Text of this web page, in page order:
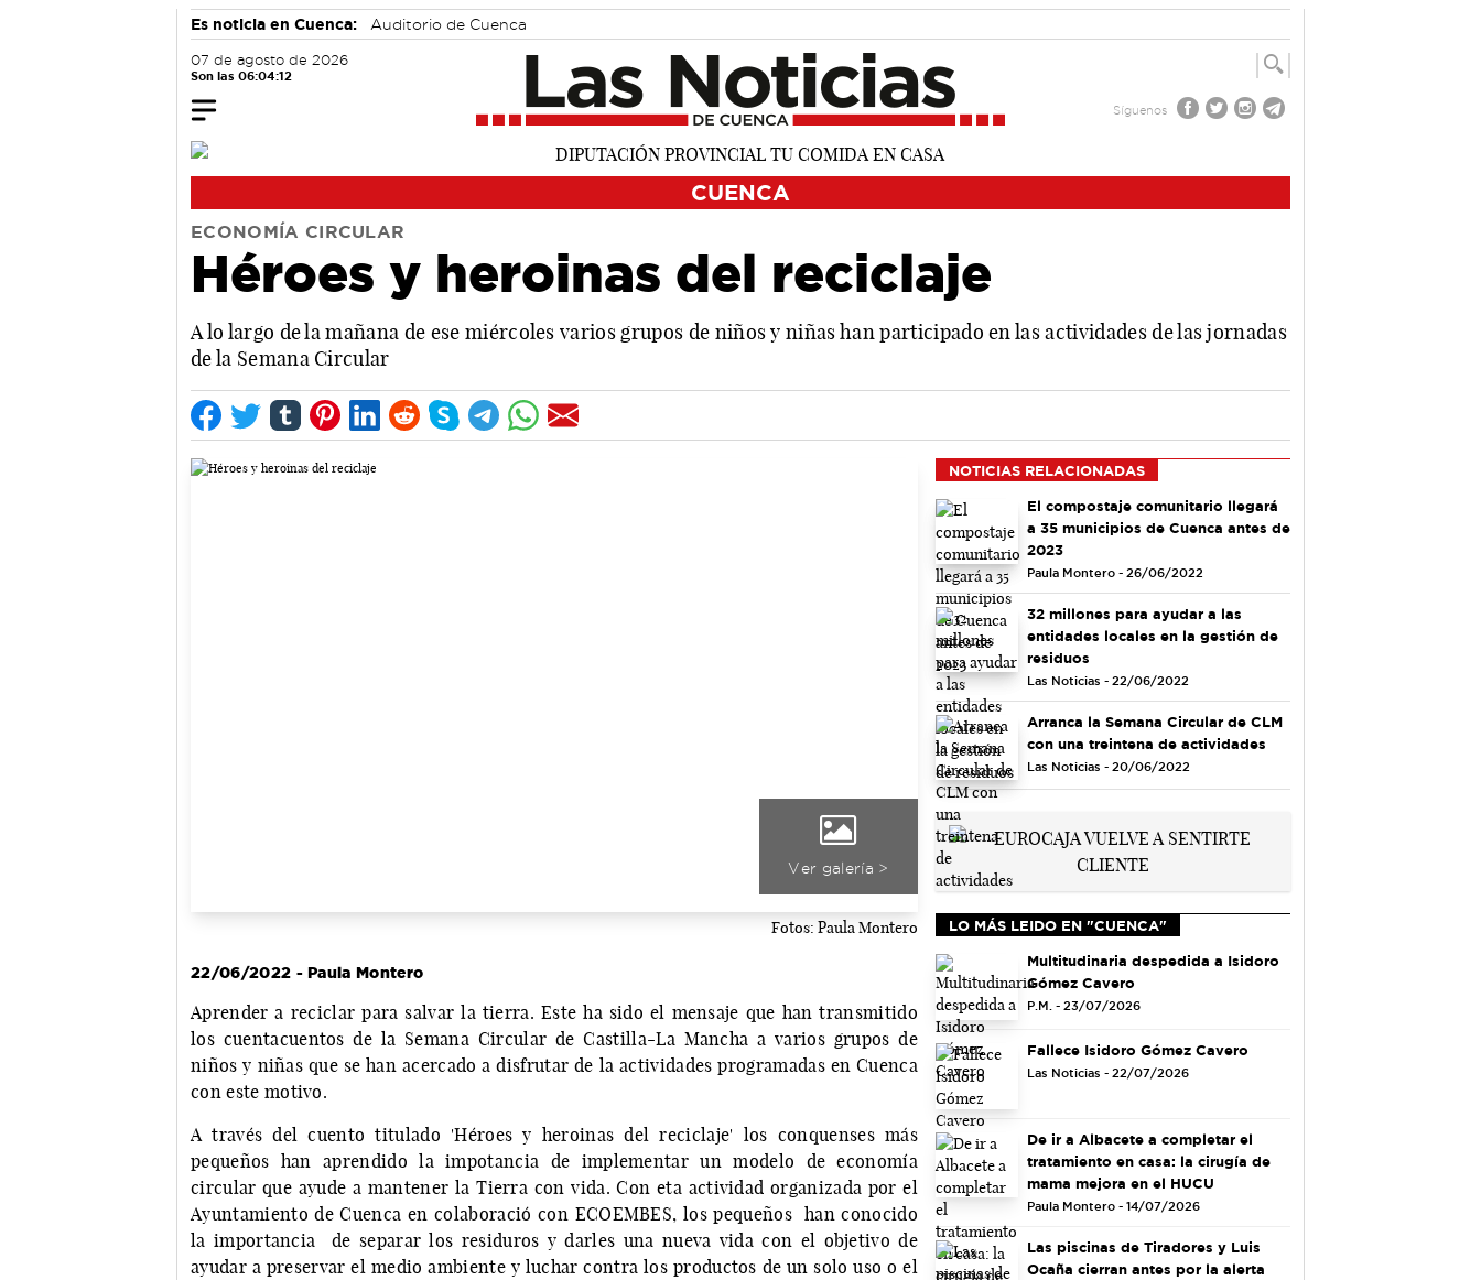
Es noticia en Cuenca: Auditorio de Cuenca
07 de agosto de 2026
Son las 06:04:13
Síguenos
CUENCA
ECONOMÍA CIRCULAR
Héroes y heroinas del reciclaje
A lo largo de la mañana de ese miércoles varios grupos de niños y niñas han participado en las actividades de las jornadas
de la Semana Circular
Ver galería >
Fotos: Paula Montero
22/06/2022 - Paula Montero
Aprender a reciclar para salvar la tierra. Este ha sido el mensaje que han transmitido
los cuentacuentos de la Semana Circular de Castilla-La Mancha a varios grupos de
niños y niñas que se han acercado a disfrutar de la actividades programadas en Cuenca
con este motivo.
A través del cuento titulado 'Héroes y heroinas del reciclaje' los conquenses más
pequeños han aprendido la impotancia de implementar un modelo de economía
circular que ayude a mantener la Tierra con vida. Con eta actividad organizada por el
Ayuntamiento de Cuenca en colaboració con ECOEMBES, los pequeños han conocido
la importancia de separar los residuros y darles una nueva vida con el objetivo de
ayudar a preservar el medio ambiente y luchar contra los productos de un solo uso o el
NOTICIAS RELACIONADAS
El compostaje comunitario llegará
a 35 municipios de Cuenca antes de
2023
Paula Montero - 26/06/2022
32 millones para ayudar a las
entidades locales en la gestión de
residuos
Las Noticias - 22/06/2022
Arranca la Semana Circular de CLM
con una treintena de actividades
Las Noticias - 20/06/2022
LO MÁS LEIDO EN "CUENCA"
Multitudinaria despedida a Isidoro
Gómez Cavero
P.M. - 23/07/2026
Fallece Isidoro Gómez Cavero
Las Noticias - 22/07/2026
De ir a Albacete a completar el
tratamiento en casa: la cirugía de
mama mejora en el HUCU
Paula Montero - 14/07/2026
Las piscinas de Tiradores y Luis
Ocaña cierran antes por la alerta